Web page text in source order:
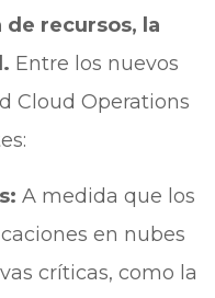
recursos, la
Entre los nuevos
Cloud Operations
A medida que los
en nubes
críticas, como la